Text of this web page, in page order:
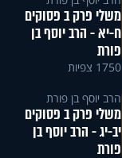
משלי פרק ב פסוקים
ח-יא - הרב יוסף בן
פורת
1750 צפיות
הרב יוסף בן פורת
משלי פרק ב פסוקים
יב-יג - הרב יוסף בן
פורת